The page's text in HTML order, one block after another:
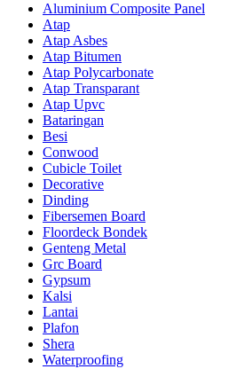
Aluminium Composite Panel
Atap
Atap Asbes
Atap Bitumen
Atap Polycarbonate
Atap Transparant
Atap Upvc
Bataringan
Besi
Conwood
Cubicle Toilet
Decorative
Dinding
Fibersemen Board
Floordeck Bondek
Genteng Metal
Grc Board
Gypsum
Kalsi
Lantai
Plafon
Shera
Waterproofing